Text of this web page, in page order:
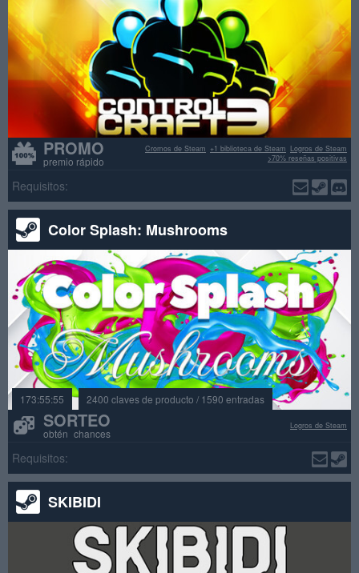
PROMO
premio rápido
Logros de Steam
+1 biblioteca de Steam
Cromos de Steam
>70% reseñas positivas
Requisitos:
Color Splash: Mushrooms
173:55:55 2400 claves de producto / 1590 entradas
SORTEO
obtén chances
Logros de Steam
Requisitos:
SKIBIDI